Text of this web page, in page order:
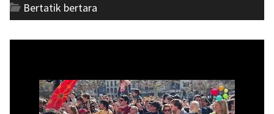
Bertatik bertara